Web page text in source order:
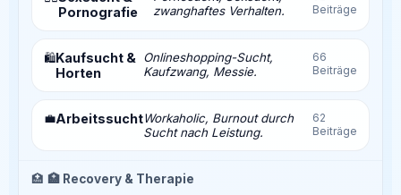
Pornografie
zwanghaftes Verhalten.
Beiträge
🛍️Kaufsucht &
Horten
Onlineshopping-Sucht,
Kaufzwang, Messie.
66
Beiträge
💼ArbeitssuchtWorkaholic, Burnout durch
Sucht nach Leistung.
62
Beiträge
🏥 🏥 Recovery & Therapie